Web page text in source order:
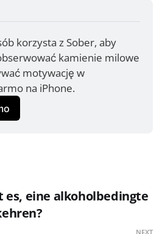
korzysta z Sober, aby
kamienie milowe
motywację w
na iPhone.
es, eine alkoholbedingte
NEXT